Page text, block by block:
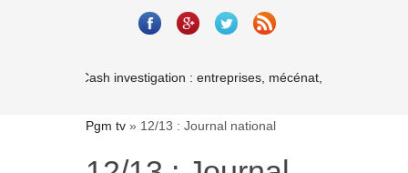
Cash investigation : entreprises, mécénat, associations-les
Pgm tv » 12/13 : Journal national